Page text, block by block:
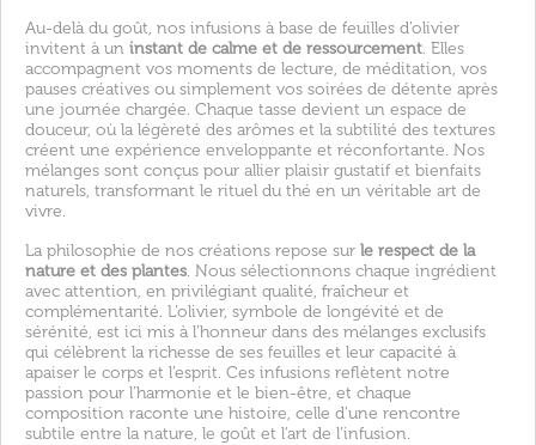
Au-delà du goût, nos infusions à base de feuilles d’olivier
invitent à un instant de calme et de ressourcement. Elles
accompagnent vos moments de lecture, de méditation, vos
pauses créatives ou simplement vos soirées de détente après
une journée chargée. Chaque tasse devient un espace de
douceur, où la légèreté des arômes et la subtilité des textures
créent une expérience enveloppante et réconfortante. Nos
mélanges sont conçus pour allier plaisir gustatif et bienfaits
naturels, transformant le rituel du thé en un véritable art de
vivre.
La philosophie de nos créations repose sur le respect de la
nature et des plantes. Nous sélectionnons chaque ingrédient
avec attention, en privilégiant qualité, fraîcheur et
complémentarité. L’olivier, symbole de longévité et de
sérénité, est ici mis à l’honneur dans des mélanges exclusifs
qui célèbrent la richesse de ses feuilles et leur capacité à
apaiser le corps et l’esprit. Ces infusions reflètent notre
passion pour l’harmonie et le bien-être, et chaque
composition raconte une histoire, celle d’une rencontre
subtile entre la nature, le goût et l’art de l’infusion.